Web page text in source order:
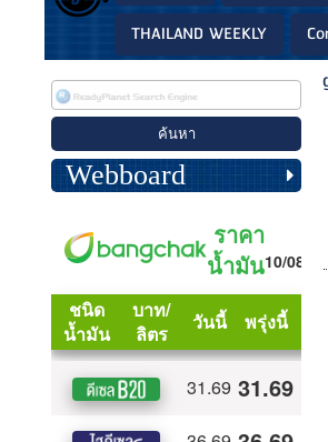
THAILAND WEEKLY
Webboard